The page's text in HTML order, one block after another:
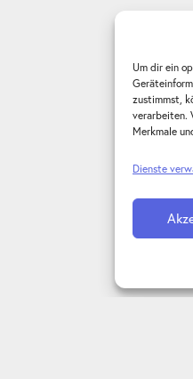
Um dir ein
zustimmst,
verarbeiten.
Merkmale
Dienste